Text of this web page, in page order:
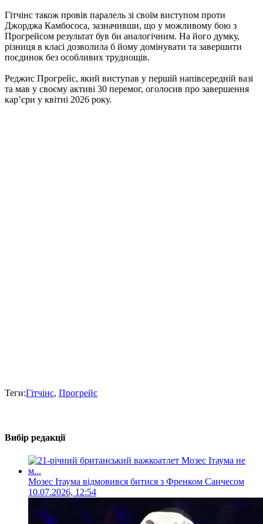
Гітчінс також провів паралель зі своїм виступом проти
Джорджа Камбососа, зазначивши, що у можливому бою з
Прогрейсом результат був би аналогічним. На його думку,
різниця в класі дозволила б йому домінувати та завершити
поєдинок без особливих труднощів.
Реджис Прогрейс, який виступав у першій напівсередній вазі
та мав у своєму активі 30 перемог, оголосив про завершення
кар’єри у квітні 2026 року.
Теги:Гітчінс, Прогрейс
Вибір редакції
Мозес Ітаума відмовився битися з Френком Санчесом
10.07.2026, 12:54